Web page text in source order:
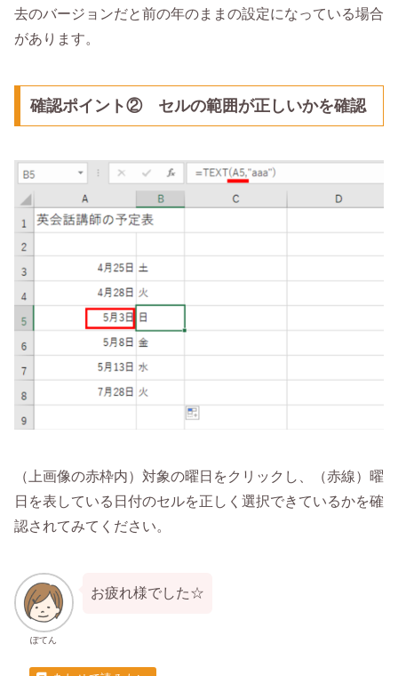
去のバージョンだと前の年のままの設定になっている場合
があります。
確認ポイント② セルの範囲が正しいかを確認
（上画像の赤枠内）対象の曜日をクリックし、（赤線）曜
日を表している日付のセルを正しく選択できているかを確
認されてみてください。
ぽてん
お疲れ様でした☆